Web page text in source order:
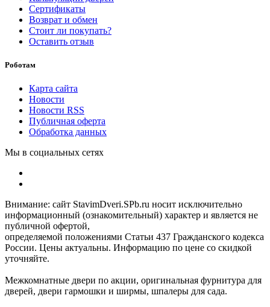
Сертификаты
Возврат и обмен
Стоит ли покупать?
Оставить отзыв
Роботам
Карта сайта
Новости
Новости RSS
Публичная оферта
Обработка данных
Мы в социальных сетях
Внимание: сайт StavimDveri.SPb.ru носит исключительно
информационный (ознакомительный) характер и является не
публичной офертой,
определяемой положениями Статьи 437 Гражданского кодекса
России. Цены актуальны. Информацию по цене со скидкой
уточняйте.
Межкомнатные двери по акции, оригинальная фурнитура для
дверей, двери гармошки и ширмы, шпалеры для сада.